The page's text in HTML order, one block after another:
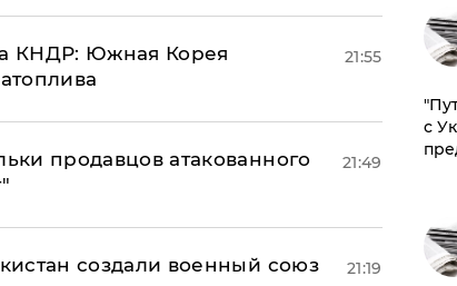
КНДР: Южная Корея
21:55
продавцов атакованного
21:49
создали военный союз
21:19
с